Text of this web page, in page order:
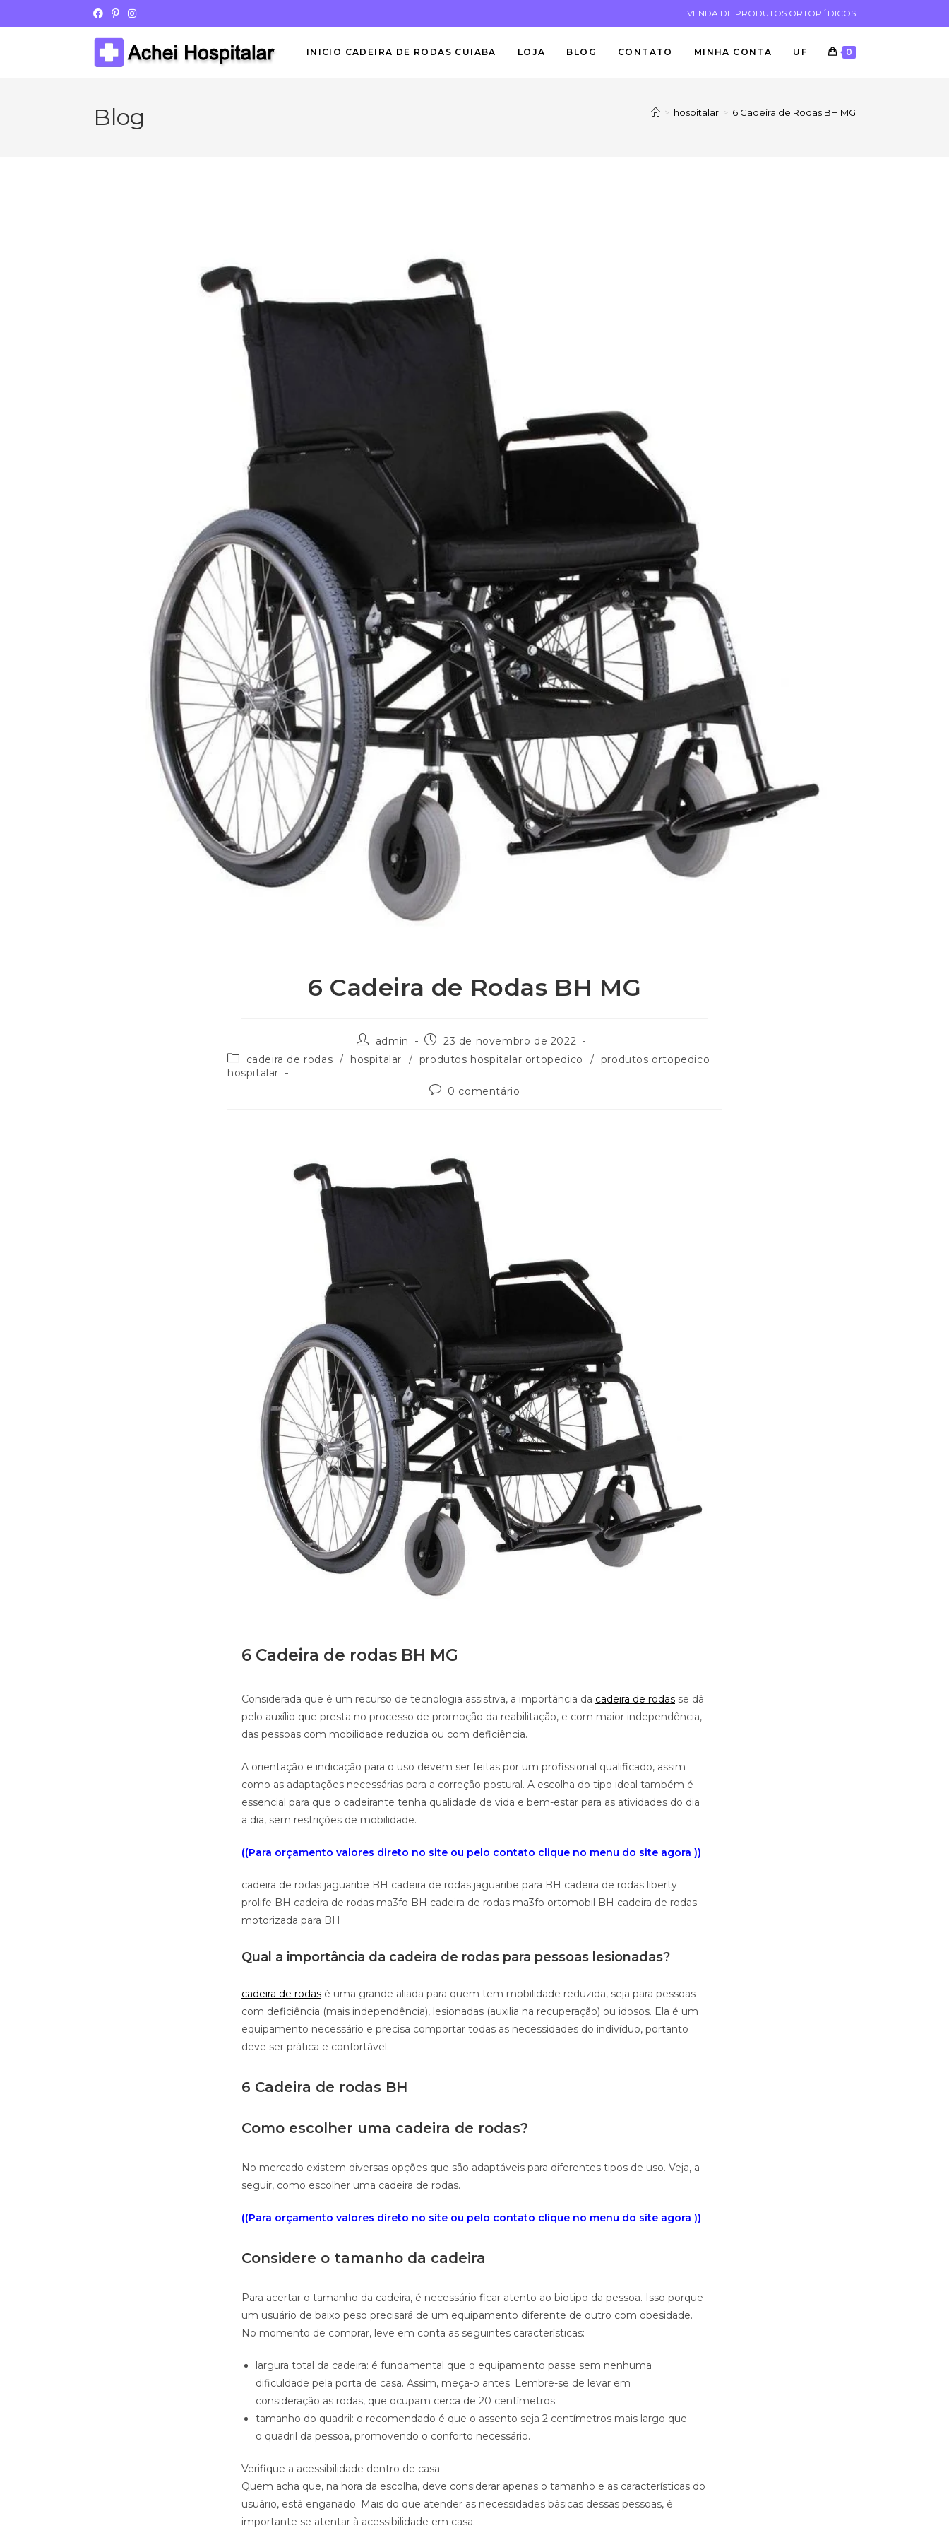
VENDA DE PRODUTOS ORTOPÉDICOS
INICIO CADEIRA DE RODAS CUIABA LOJA BLOG CONTATO MINHA CONTA UF 0
Blog > hospitalar > 6 Cadeira de Rodas BH MG
6 Cadeira de Rodas BH MG
admin
23 de novembro de 2022
cadeira de rodas / hospitalar / produtos hospitalar ortopedico / produtos ortopedico
hospitalar
0 comentário
6 Cadeira de rodas BH MG
Considerada que é um recurso de tecnologia assistiva, a importância da cadeira de rodas se dá
pelo auxílio que presta no processo de promoção da reabilitação, e com maior independência,
das pessoas com mobilidade reduzida ou com deficiência.
A orientação e indicação para o uso devem ser feitas por um profissional qualificado, assim
como as adaptações necessárias para a correção postural. A escolha do tipo ideal também é
essencial para que o cadeirante tenha qualidade de vida e bem-estar para as atividades do dia
a dia, sem restrições de mobilidade.
((Para orçamento valores direto no site ou pelo contato clique no menu do site agora ))
cadeira de rodas jaguaribe BH cadeira de rodas jaguaribe para BH cadeira de rodas liberty
prolife BH cadeira de rodas ma3fo BH cadeira de rodas ma3fo ortomobil BH cadeira de rodas
motorizada para BH
Qual a importância da cadeira de rodas para pessoas lesionadas?
cadeira de rodas é uma grande aliada para quem tem mobilidade reduzida, seja para pessoas
com deficiência (mais independência), lesionadas (auxilia na recuperação) ou idosos. Ela é um
equipamento necessário e precisa comportar todas as necessidades do indivíduo, portanto
deve ser prática e confortável.
6 Cadeira de rodas BH
Como escolher uma cadeira de rodas?
No mercado existem diversas opções que são adaptáveis para diferentes tipos de uso. Veja, a
seguir, como escolher uma cadeira de rodas.
((Para orçamento valores direto no site ou pelo contato clique no menu do site agora ))
Considere o tamanho da cadeira
Para acertar o tamanho da cadeira, é necessário ficar atento ao biotipo da pessoa. Isso porque
um usuário de baixo peso precisará de um equipamento diferente de outro com obesidade.
No momento de comprar, leve em conta as seguintes características:
largura total da cadeira: é fundamental que o equipamento passe sem nenhuma
dificuldade pela porta de casa. Assim, meça-o antes. Lembre-se de levar em
consideração as rodas, que ocupam cerca de 20 centímetros;
tamanho do quadril: o recomendado é que o assento seja 2 centímetros mais largo que
o quadril da pessoa, promovendo o conforto necessário.
Verifique a acessibilidade dentro de casa
Quem acha que, na hora da escolha, deve considerar apenas o tamanho e as características do
usuário, está enganado. Mais do que atender as necessidades básicas dessas pessoas, é
importante se atentar à acessibilidade em casa.